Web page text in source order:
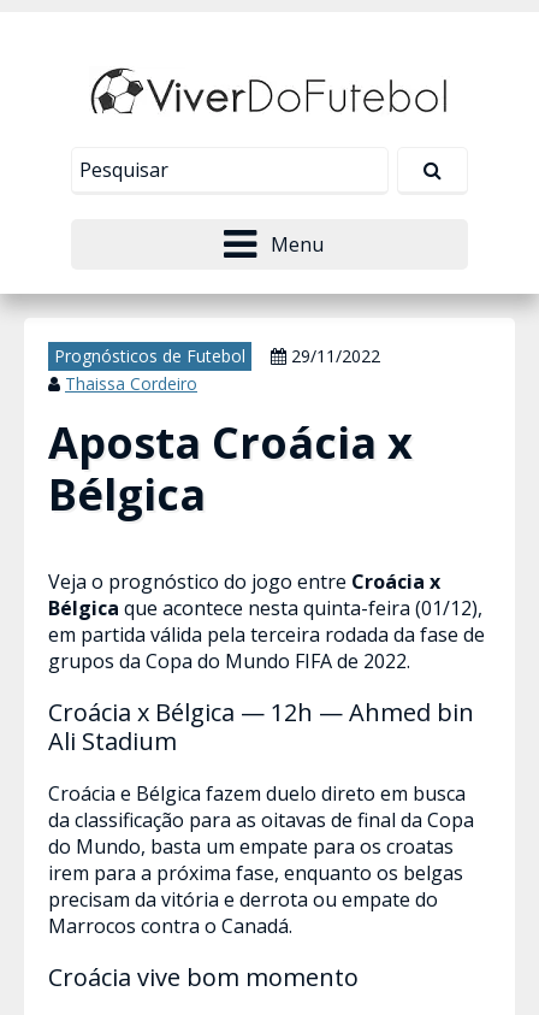
Menu
Prognósticos de Futebol
29/11/2022
Thaissa Cordeiro
Aposta Croácia x
Bélgica
Veja o prognóstico do jogo entre Croácia x
Bélgica que acontece nesta quinta-feira (01/12),
em partida válida pela terceira rodada da fase de
grupos da Copa do Mundo FIFA de 2022.
Croácia x Bélgica — 12h — Ahmed bin
Ali Stadium
Croácia e Bélgica fazem duelo direto em busca
da classificação para as oitavas de final da Copa
do Mundo, basta um empate para os croatas
irem para a próxima fase, enquanto os belgas
precisam da vitória e derrota ou empate do
Marrocos contra o Canadá.
Croácia vive bom momento